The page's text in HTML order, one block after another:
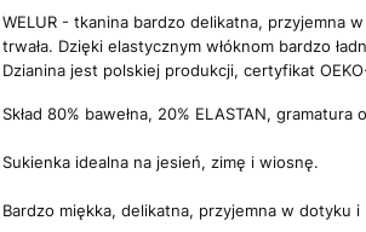
WELUR - tkanina bardzo delikatna, przyjemna
trwała. Dzięki elastycznym włóknom bardzo
Dzianina jest polskiej produkcji, certyfikat
Skład 80% bawełna, 20% ELASTAN,
Sukienka idealna na jesień, zimę i wiosnę.
Bardzo miękka, delikatna, przyjemna w dotyku i